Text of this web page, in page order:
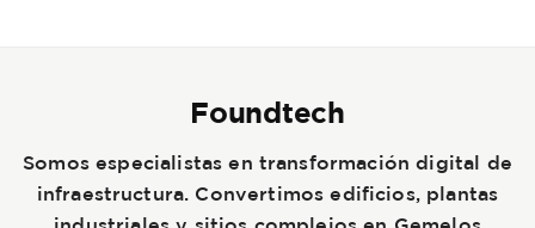
Foundtech
Somos especialistas en transformación digital de
infraestructura. Convertimos edificios, plantas
industriales y sitios complejos en Gemelos